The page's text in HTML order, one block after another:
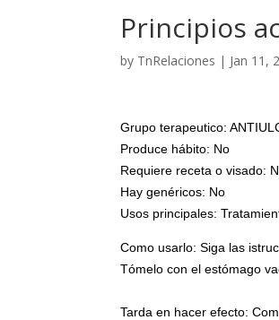
Principios
by TnRelaciones | Jan 11,
Grupo terapeutico:
Produce hábito: No
Requiere receta o visado:
Hay genéricos: No
Usos principales:
Como usarlo: Siga las
Tómelo con el estómago
Tarda en hacer efecto: